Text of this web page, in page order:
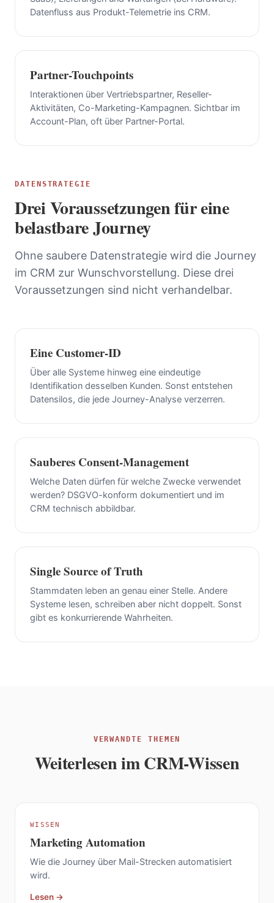
Datenfluss aus Produkt-Telemetrie ins CRM.
Partner-Touchpoints
Interaktionen über Vertriebspartner, Reseller-
Aktivitäten, Co-Marketing-Kampagnen. Sichtbar im
Account-Plan, oft über Partner-Portal.
DATENSTRATEGIE
Drei Voraussetzungen für eine
belastbare Journey
Ohne saubere Datenstrategie wird die Journey
im CRM zur Wunschvorstellung. Diese drei
Voraussetzungen sind nicht verhandelbar.
Eine Customer-ID
Über alle Systeme hinweg eine eindeutige
Identifikation desselben Kunden. Sonst entstehen
Datensilos, die jede Journey-Analyse verzerren.
Sauberes Consent-Management
Welche Daten dürfen für welche Zwecke verwendet
werden? DSGVO-konform dokumentiert und im
CRM technisch abbildbar.
Single Source of Truth
Stammdaten leben an genau einer Stelle. Andere
Systeme lesen, schreiben aber nicht doppelt. Sonst
gibt es konkurrierende Wahrheiten.
VERWANDTE THEMEN
Weiterlesen im CRM-Wissen
WISSEN
Marketing Automation
Wie die Journey über Mail-Strecken automatisiert
wird.
Lesen →